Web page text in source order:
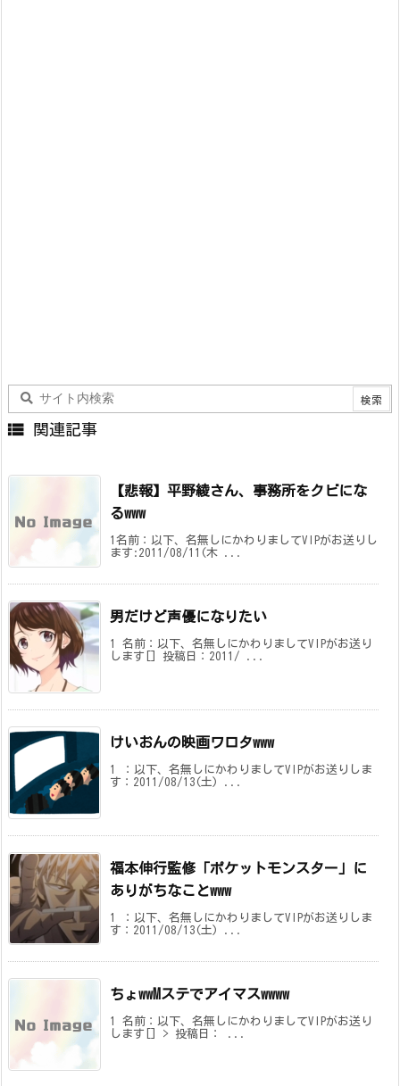
 関連記事
【悲報】平野綾さん、事務所をクビにな
るwww
1名前：以下、名無しにかわりましてVIPがお送りし
ます:2011/08/11(木 ...
男だけど声優になりたい
1 名前：以下、名無しにかわりましてVIPがお送り
します[] 投稿日：2011/ ...
けいおんの映画ワロタwww
1 ：以下、名無しにかわりましてVIPがお送りしま
す：2011/08/13(土) ...
福本伸行監修「ポケットモンスター」に
ありがちなことwww
1 ：以下、名無しにかわりましてVIPがお送りしま
す：2011/08/13(土) ...
ちょwwMステでアイマスwwww
1 名前：以下、名無しにかわりましてVIPがお送り
します[] > 投稿日： ...